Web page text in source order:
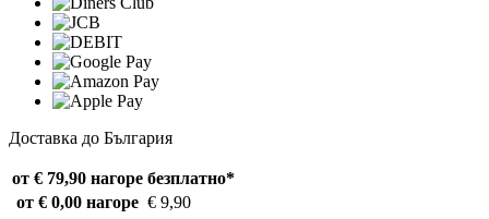
Доставка до България
от € 79,90 нагоре безплатно*
от € 0,00 нагоре € 9,90